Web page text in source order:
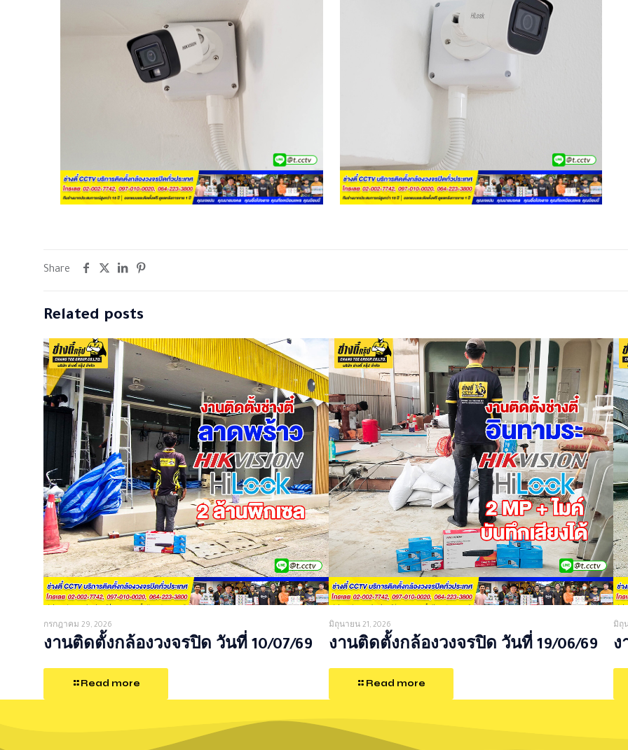
Share
Related posts
กรกฎาคม 29, 2026
งานติดตั้งกล้องวงจรปิด วันที่ 10/07/69
Read more
มิถุนายน 21, 2026
งานติดตั้งกล้องวงจรปิด วันที่ 19/06/69
Read more
มิถุ
ง